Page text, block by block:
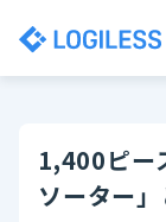
1,400ピー
ソーター